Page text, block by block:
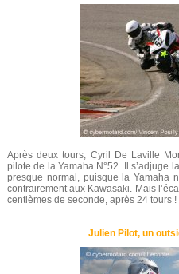
Après deux tours, Cyril De Laville
pilote de la Yamaha N°52. Il s’adjuge
presque normal, puisque la Yamaha
contrairement aux Kawasaki. Mais
centièmes de seconde, après 24 tours !
Julien Pilot, un